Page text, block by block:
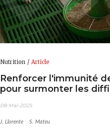
Nutrition Article
Renforcer l'immunité
pour surmonter les
08-Mai-2025
J. Llorente S. Mateu